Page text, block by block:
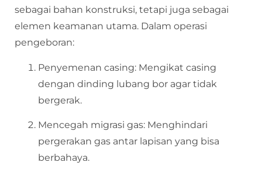
sebagai bahan konstruksi, tetapi juga sebagai
elemen keamanan utama. Dalam operasi
pengeboran:
Penyemenan casing: Mengikat casing
dengan dinding lubang bor agar tidak
bergerak.
Mencegah migrasi gas: Menghindari
pergerakan gas antar lapisan yang bisa
berbahaya.